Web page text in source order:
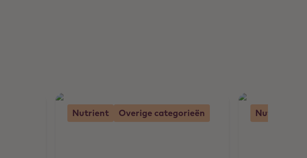
Nutrient Overige categorieën Nutrient